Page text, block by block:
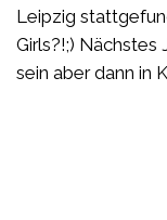
Leipzig
Girls?!;) Nächstes
sein aber dann in